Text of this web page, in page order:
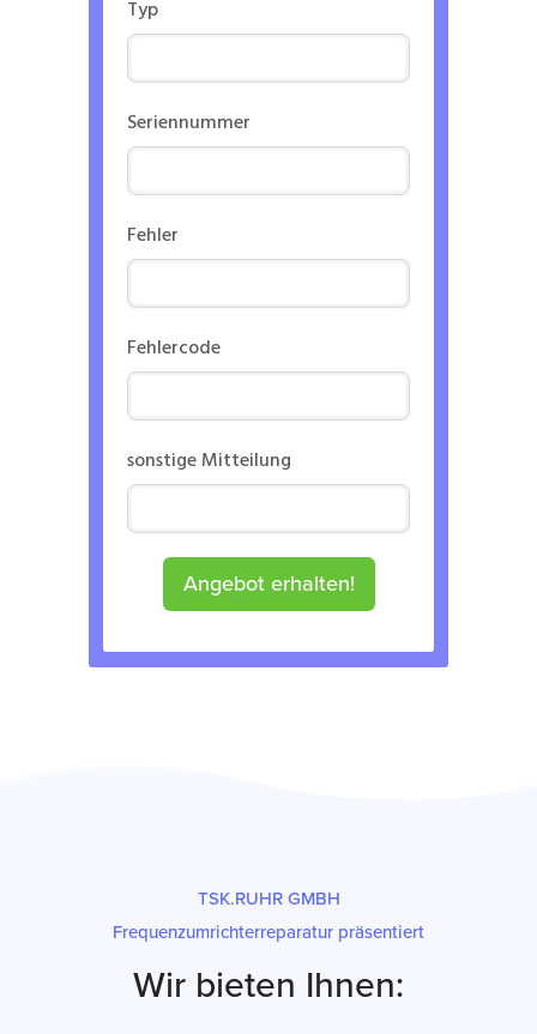
Typ
Seriennummer
Fehler
Fehlercode
sonstige Mitteilung
Angebot erhalten!
TSK.RUHR GMBH
Frequenzumrichterreparatur präsentiert
Wir bieten Ihnen: